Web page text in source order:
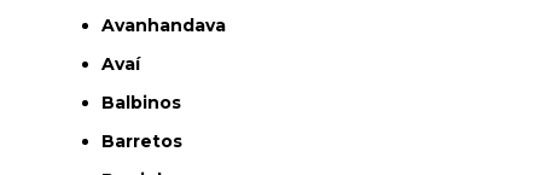
Avanhandava
Avaí
Balbinos
Barretos